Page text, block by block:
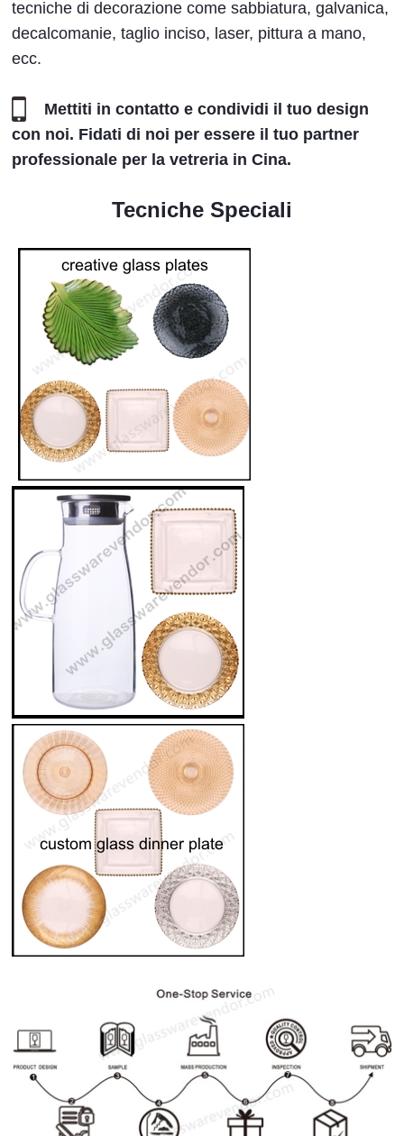
tecniche di decorazione come sabbiatura, galvanica,
decalcomanie, taglio inciso, laser, pittura a mano,
ecc.
Mettiti in contatto e condividi il tuo design
con noi. Fidati di noi per essere il tuo partner
professionale per la vetreria in Cina.
Tecniche Speciali